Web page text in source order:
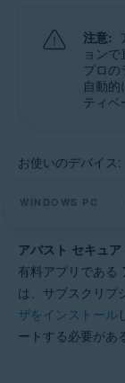
オペレーティング
Windows、
注意:
ョン
プロの
自動
ティベ
お使いのデバイス:
WINDOWS PC
アバスト セキュ
有料アプリである
は、サブスクリプ
ザをインストール
ートする必要があ